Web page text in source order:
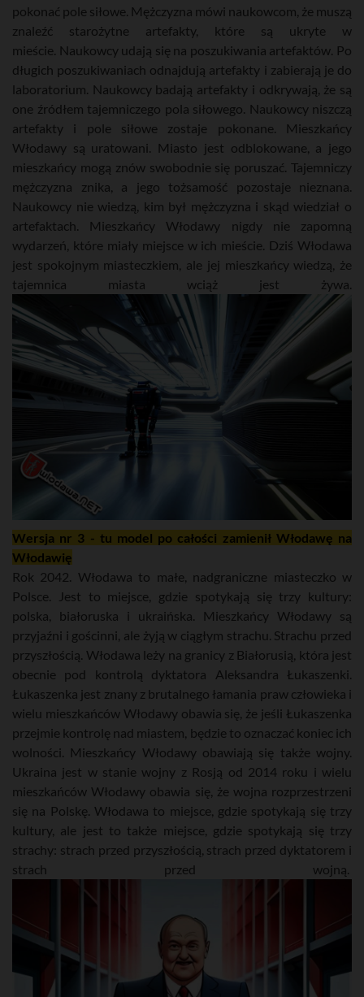
pokonać pole siłowe. Mężczyzna mówi naukowcom, że muszą
znaleźć starożytne artefakty, które są ukryte w
mieście. Naukowcy udają się na poszukiwania artefaktów. Po
długich poszukiwaniach odnajdują artefakty i zabierają je do
laboratorium. Naukowcy badają artefakty i odkrywają, że są
one źródłem tajemniczego pola siłowego. Naukowcy niszczą
artefakty i pole siłowe zostaje pokonane. Mieszkańcy
Włodawy są uratowani. Miasto jest odblokowane, a jego
mieszkańcy mogą znów swobodnie się poruszać. Tajemniczy
mężczyzna znika, a jego tożsamość pozostaje nieznana.
Naukowcy nie wiedzą, kim był mężczyzna i skąd wiedział o
artefaktach. Mieszkańcy Włodawy nigdy nie zapomną
wydarzeń, które miały miejsce w ich mieście. Dziś Włodawa
jest spokojnym miasteczkiem, ale jej mieszkańcy wiedzą, że
tajemnica miasta wciąż jest żywa.
Wersja nr 3 - tu model po całości zamienił Włodawę na
Włodawię
Rok 2042. Włodawa to małe, nadgraniczne miasteczko w
Polsce. Jest to miejsce, gdzie spotykają się trzy kultury:
polska, białoruska i ukraińska. Mieszkańcy Włodawy są
przyjaźni i gościnni, ale żyją w ciągłym strachu. Strachu przed
przyszłością. Włodawa leży na granicy z Białorusią, która jest
obecnie pod kontrolą dyktatora Aleksandra Łukaszenki.
Łukaszenka jest znany z brutalnego łamania praw człowieka i
wielu mieszkańców Włodawy obawia się, że jeśli Łukaszenka
przejmie kontrolę nad miastem, będzie to oznaczać koniec ich
wolności. Mieszkańcy Włodawy obawiają się także wojny.
Ukraina jest w stanie wojny z Rosją od 2014 roku i wielu
mieszkańców Włodawy obawia się, że wojna rozprzestrzeni
się na Polskę. Włodawa to miejsce, gdzie spotykają się trzy
kultury, ale jest to także miejsce, gdzie spotykają się trzy
strachy: strach przed przyszłością, strach przed dyktatorem i
strach przed wojną.